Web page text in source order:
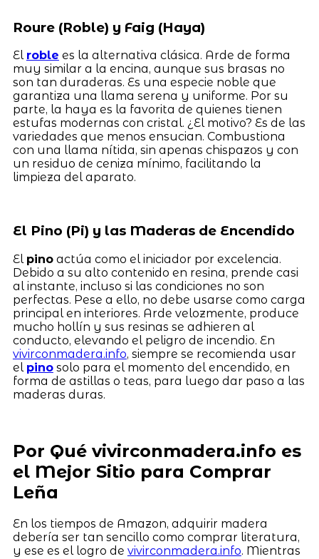
Roure (Roble) y Faig (Haya)
El roble es la alternativa clásica. Arde de forma
muy similar a la encina, aunque sus brasas no
son tan duraderas. Es una especie noble que
garantiza una llama serena y uniforme. Por su
parte, la haya es la favorita de quienes tienen
estufas modernas con cristal. ¿El motivo? Es de las
variedades que menos ensucian. Combustiona
con una llama nítida, sin apenas chispazos y con
un residuo de ceniza mínimo, facilitando la
limpieza del aparato.
El Pino (Pi) y las Maderas de Encendido
El pinoactúa como el iniciador por excelencia.
Debido a su alto contenido en resina, prende casi
al instante, incluso si las condiciones no son
perfectas. Pese a ello, no debe usarse como carga
principal en interiores. Arde velozmente, produce
mucho hollín y sus resinas se adhieren al
conducto, elevando el peligro de incendio. En
vivirconmadera.info, siempre se recomienda usar
el pinosolo para el momento del encendido, en
forma de astillas o teas, para luego dar paso a las
maderas duras.
Por Qué vivirconmadera.info es
el Mejor Sitio para Comprar
Leña
En los tiempos de Amazon, adquirir madera
debería ser tan sencillo como comprar literatura,
y ese es el logro de vivirconmadera.info. Mientras